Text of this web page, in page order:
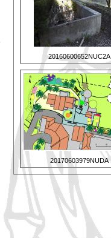
20160600652NUC2A
20170603979NUDA